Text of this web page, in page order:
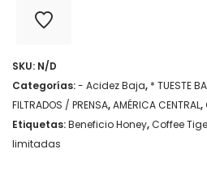
Ediciones
Limitadas
Tiger
cantidad
SKU: N/D
Categorías:- Acidez Baja, * TUESTE
FILTRADOS / PRENSA,AMÉRICA CENTRAL,
Etiquetas:Beneficio Honey,Coffee
limitadas